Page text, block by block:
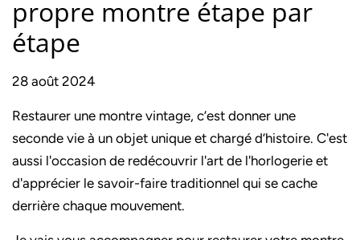
propre montre étape par
étape
28 août 2024
Restaurer une montre vintage, c’est donner une
seconde vie à un objet unique et chargé d’histoire. C'est
aussi l'occasion de redécouvrir l'art de l'horlogerie et
d'apprécier le savoir-faire traditionnel qui se cache
derrière chaque mouvement.